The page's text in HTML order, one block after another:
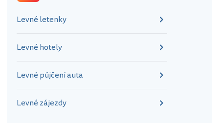
Levné letenky
Levné hotely
Levné půjčení auta
Levné zájezdy